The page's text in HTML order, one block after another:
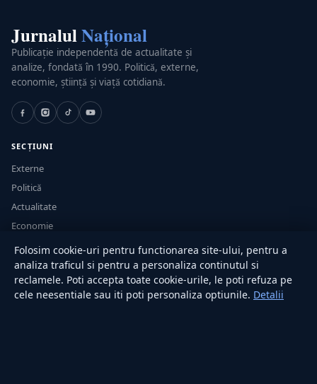
JurnalulNațional
Publicație independentă de actualitate și
analize, fondată în 1990. Politică, externe,
economie, știință și viață cotidiană.
SECȚIUNI
Externe
Politică
Actualitate
Economie
Sănătate
Utile
RUBRICI
Folosim cookie-uri pentru functionarea site-ului, pentru a
analiza traficul si pentru a personaliza continutul si
reclamele. Poti accepta toate cookie-urile, le poti refuza pe
cele neesentiale sau iti poti personaliza optiunile. Detalii